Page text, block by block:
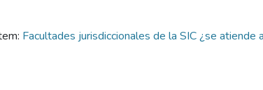
Facultades jurisdiccionales de la SIC ¿se atiende